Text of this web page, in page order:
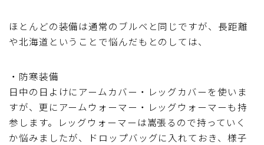
カステリ
ディスクブレーキ
Di2関連
ほとんどの装備は通常のブルベと同じですが、長距離
や北海道ということで悩んだもとのしては、
・防寒装備
日中の日よけにアームカバー・レッグカバーを使いま
すが、更にアームウォーマー・レッグウォーマーも持
参します。レッグウォーマーは嵩張るので持っていく
か悩みましたが、ドロップバッグに入れておき、様子